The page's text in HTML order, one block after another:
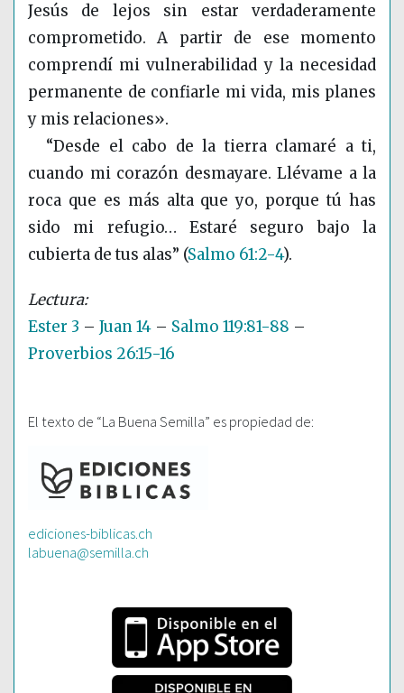
Jesús de lejos sin estar verdaderamente
comprometido. A partir de ese momento
comprendí mi vulnerabilidad y la necesidad
permanente de confiarle mi vida, mis planes
y mis relaciones».
“Desde el cabo de la tierra clamaré a ti,
cuando mi corazón desmayare. Llévame a la
roca que es más alta que yo, porque tú has
sido mi refugio… Estaré seguro bajo la
cubierta de tus alas” (Salmo 61:2-4).
Ester 3 – Juan 14 – Salmo 119:81-88 –
Proverbios 26:15-16
El texto de “La Buena Semilla” es propiedad de:
ediciones-biblicas.ch
labuena@semilla.ch